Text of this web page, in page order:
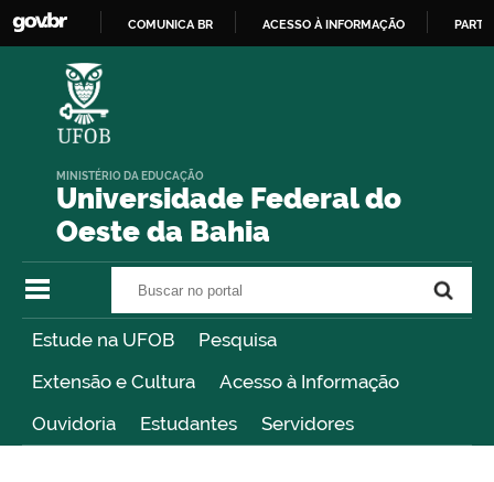
COMUNICA BR ACESSO À INFORMAÇÃO
Universidade Federal do
Oeste da Bahia
MINISTÉRIO DA EDUCAÇÃO
Estude na UFOB
Pesquisa
Extensão e Cultura
Acesso à Informação
Ouvidoria
Estudantes Servidores